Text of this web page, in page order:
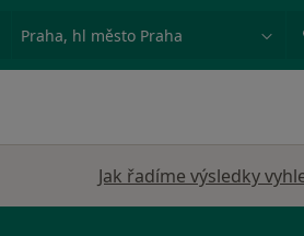
Město nebo region
Jak řadíme výsledky